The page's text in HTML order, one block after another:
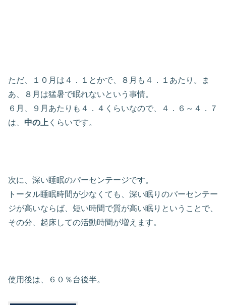
ただ、１０月は４．１とかで、８月も４．１あたり。ま
あ、８月は猛暑で眠れないという事情。
６月、９月あたりも４．４くらいなので、４．６～４．７
は、 中の上 くらいです。
次に、深い睡眠のパーセンテージです。
トータル睡眠時間が少なくても、深い眠りのパーセンテー
ジが高いならば、短い時間で質が高い眠りということで、
その分、起床しての活動時間が増えます。
使用後は、６０％台後半。